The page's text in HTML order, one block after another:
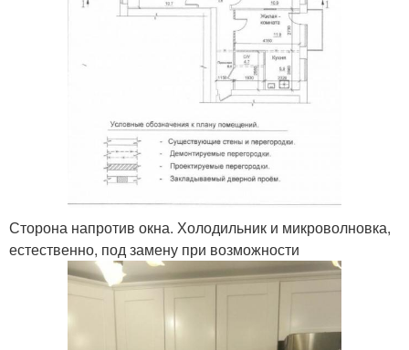
Сторона напротив окна. Холодильник и микроволновка,
естественно, под замену при возможности